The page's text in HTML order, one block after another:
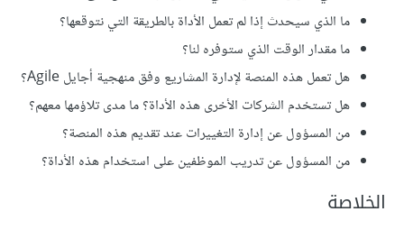
ما الذي سيحدث إذا لم تعمل الأداة بالطريقة التي نتوقعها؟
ما مقدار الوقت الذي ستوفره لنا؟
هل تعمل هذه المنصة لإدارة المشاريع وفق منهجية أجايل Agile؟
هل تستخدم الشركات الأخرى هذه الأداة؟ ما مدى تلاؤمها معهم؟
من المسؤول عن إدارة التغييرات عند تقديم هذه المنصة؟
من المسؤول عن تدريب الموظفين على استخدام هذه الأداة؟
الخلاصة